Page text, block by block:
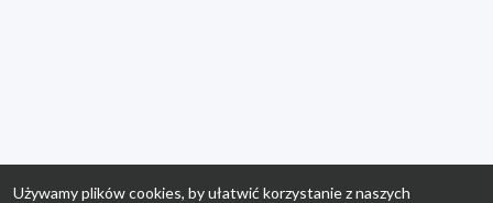
Używamy plików cookies, by ułatwić korzystanie z naszych